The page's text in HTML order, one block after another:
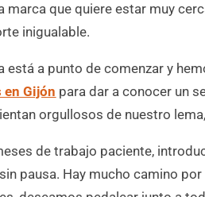
marca que quiere estar muy
inigualable.
está a punto de comenzar y
Gijón para dar a conocer un
orgullosos de nuestro
de trabajo paciente,
pausa. Hay mucho camino